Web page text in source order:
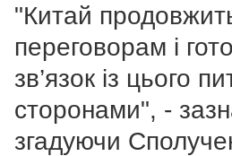
"Китай
переговорам і
зв’язок із цього
сторонами", -
згадуючи